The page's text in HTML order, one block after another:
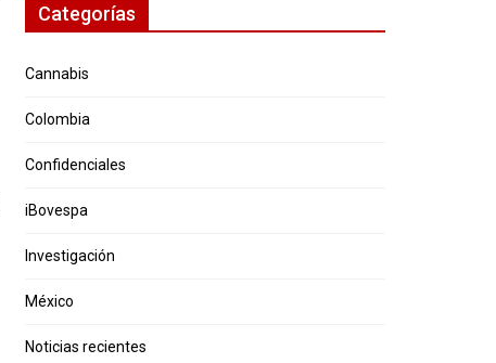
Categorías
Cannabis
Colombia
Confidenciales
iBovespa
Investigación
México
Noticias recientes